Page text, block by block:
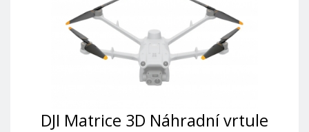
DJI Matrice 3D Náhradní vrtule